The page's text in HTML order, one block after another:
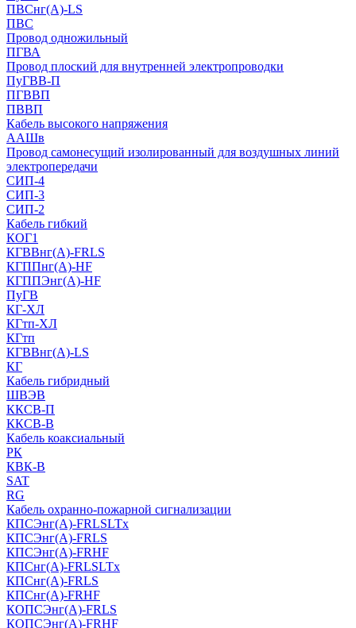
ПВСнг(А)-LS
ПВС
Провод одножильный
ПГВА
Провод плоский для внутренней электропроводки
ПуГВВ-П
ПГВВП
ПВВП
Кабель высокого напряжения
ААШв
Провод самонесущий изолированный для воздушных линий
электропередачи
СИП-4
СИП-3
СИП-2
Кабель гибкий
КОГ1
КГВВнг(А)-FRLS
КГППнг(A)-HF
КГППЭнг(A)-HF
ПуГВ
КГ-ХЛ
КГтп-ХЛ
КГтп
КГВВнг(А)-LS
КГ
Кабель гибридный
ШВЭВ
ККСВ-П
ККСВ-В
Кабель коаксиальный
РК
КВК-В
SAT
RG
Кабель охранно-пожарной сигнализации
КПСЭнг(А)-FRLSLTx
КПСЭнг(А)-FRLS
КПСЭнг(А)-FRHF
КПСнг(А)-FRLSLTx
КПСнг(А)-FRLS
КПСнг(А)-FRHF
КОПСЭнг(А)-FRLS
КОПСЭнг(А)-FRHF